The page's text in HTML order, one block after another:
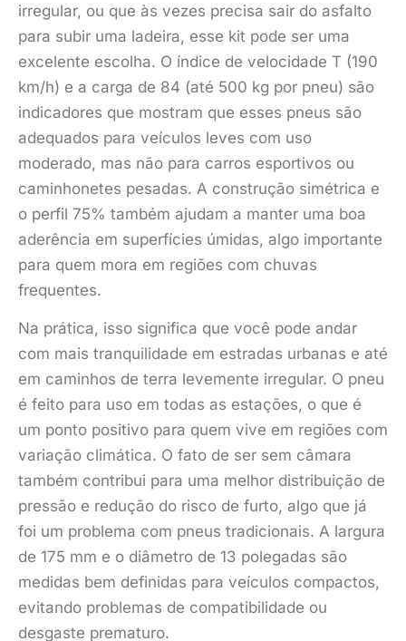
irregular, ou que às vezes precisa sair do asfalto
para subir uma ladeira, esse kit pode ser uma
excelente escolha. O índice de velocidade T (190
km/h) e a carga de 84 (até 500 kg por pneu) são
indicadores que mostram que esses pneus são
adequados para veículos leves com uso
moderado, mas não para carros esportivos ou
caminhonetes pesadas. A construção simétrica e
o perfil 75% também ajudam a manter uma boa
aderência em superfícies úmidas, algo importante
para quem mora em regiões com chuvas
frequentes.
Na prática, isso significa que você pode andar
com mais tranquilidade em estradas urbanas e até
em caminhos de terra levemente irregular. O pneu
é feito para uso em todas as estações, o que é
um ponto positivo para quem vive em regiões com
variação climática. O fato de ser sem câmara
também contribui para uma melhor distribuição de
pressão e redução do risco de furto, algo que já
foi um problema com pneus tradicionais. A largura
de 175 mm e o diâmetro de 13 polegadas são
medidas bem definidas para veículos compactos,
evitando problemas de compatibilidade ou
desgaste prematuro.